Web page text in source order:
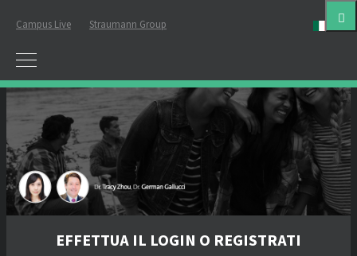
Campus Live Straumann Group
EFFETTUA IL LOGIN O REGISTRATI